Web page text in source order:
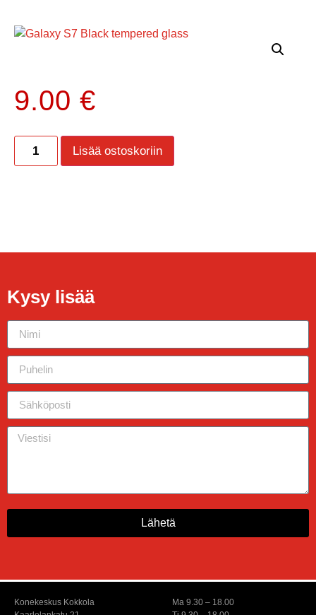
9.00 €
Lisää ostoskoriin
Kysy lisää
Lähetä
Konekeskus Kokkola
Ma 9.30 – 18.00